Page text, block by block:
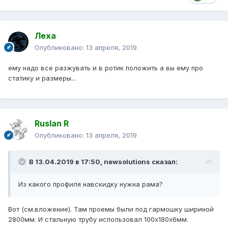
Леха
Опубликовано: 13 апреля, 2019
ему надо все разжувать и в ротик положить а вы ему про
статику и размеры...
Ruslan R
Опубликовано: 13 апреля, 2019
В 13.04.2019 в 17:50, newsolutions сказал:
Из какого профиля навскидку нужна рама?
Вот (см.вложение). Там проемы были под гармошку шириной
2800мм. И стальную трубу использовал 100х180х6мм.